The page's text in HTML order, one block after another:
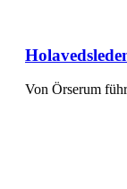
Von Örserum